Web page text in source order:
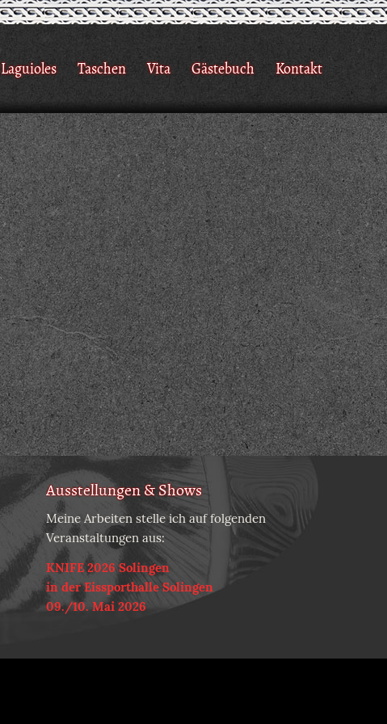
Laguioles Taschen Vita Gästebuch Kontakt
Ausstellungen & Shows
Meine Arbeiten stelle ich auf folgenden
Veranstaltungen aus:
KNIFE 2026 Solingen
in der Eissporthalle Solingen
09./10. Mai 2026